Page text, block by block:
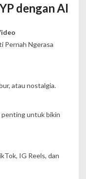
dengan AI
Pernah Ngerasa
atau nostalgia.
penting untuk bikin
IG Reels, dan